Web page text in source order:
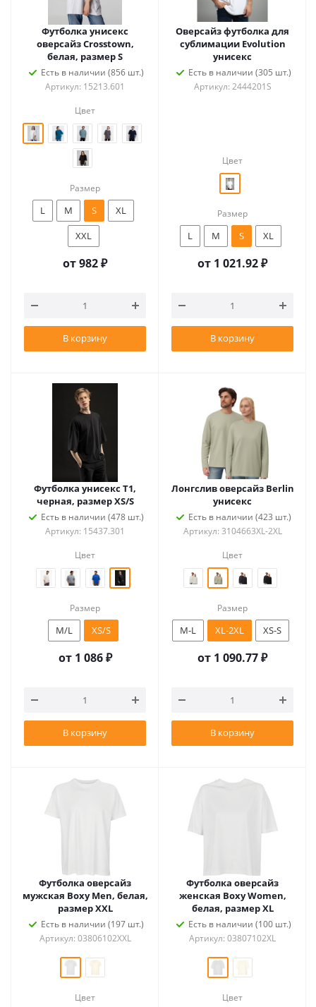
Футболка унисекс
оверсайз Crosstown,
белая, размер S
Есть в наличии (856 шт.)
Артикул: 15213.601
Цвет
Размер
L M S
XL
XXL
от982 ₽
В корзину
Оверсайз футболка для
сублимации Evolution
унисекс
Есть в наличии (305 шт.)
Артикул: 2444201S
Цвет
Размер
L M S XL
от 1 021.92 ₽
В корзину
Футболка унисекс T1,
черная, размер XS/S
Есть в наличии (478 шт.)
Артикул: 15437.301
Цвет
Размер
M/L XS/S
от 1 086 ₽
В корзину
Лонгслив оверсайз Berlin
унисекс
Есть в наличии (423 шт.)
Артикул: 3104663XL-2XL
Цвет
Размер
M-L XL-2XL XS-S
от 1 090.77 ₽
В корзину
Футболка оверсайз
мужская Boxy Men, белая,
размер XXL
Есть в наличии (197 шт.)
Артикул: 03806102XXL
Цвет
Футболка оверсайз
женская Boxy Women,
белая, размер XL
Есть в наличии (100 шт.)
Артикул: 03807102XL
Цвет